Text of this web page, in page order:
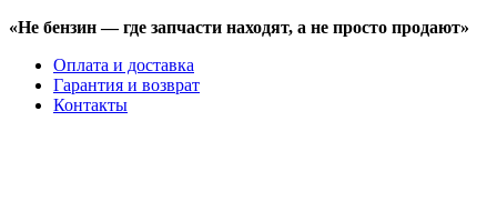
«Не бензин —где запчасти находят, а не просто продают»
Оплата и доставка
Гарантия и возврат
Контакты